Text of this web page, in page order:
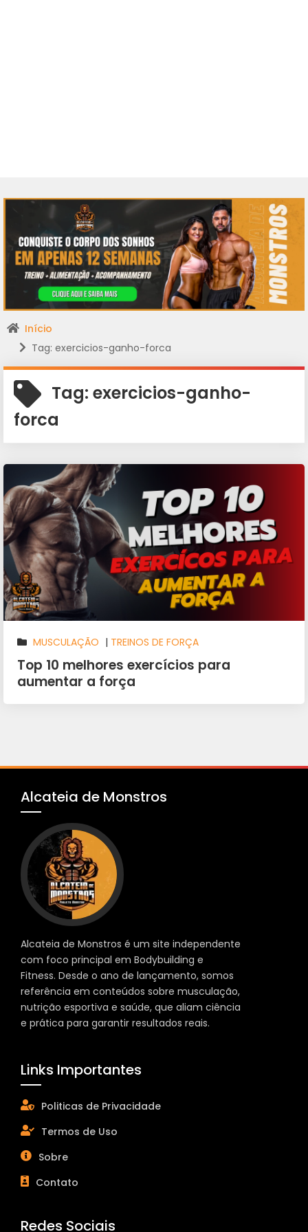
Início
Tag: exercicios-ganho-forca
Tag: exercicios-ganho-
forca
MUSCULAÇÃO | TREINOS DE FORÇA
Top 10 melhores exercícios para
aumentar a força
Alcateia de Monstros
Alcateia de Monstros é um site independente
com foco principal em Bodybuilding e
Fitness. Desde o ano de lançamento, somos
referência em conteúdos sobre musculação,
nutrição esportiva e saúde, que aliam ciência
e prática para garantir resultados reais.
Links Importantes
Politicas de Privacidade
Termos de Uso
Sobre
Contato
Redes Sociais